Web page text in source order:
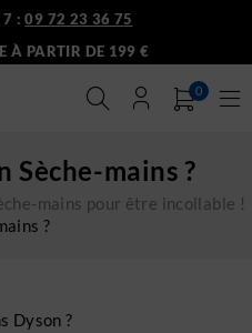
7 :09 72 23 36 75
À PARTIR DE 199 €
0
Sèche-mains ?
mains pour être incollable !
?
Dyson ?